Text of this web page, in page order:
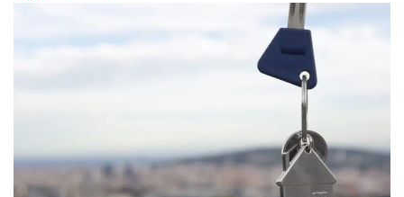
duidelijke verschuiving zichtbaar. Kopers nemen
een groter aandeel voor hun rekening.
Doorstromers winnen terrein, terwijl starters juist
marktaandeel verliezen. Dit blijkt uit cijfers van